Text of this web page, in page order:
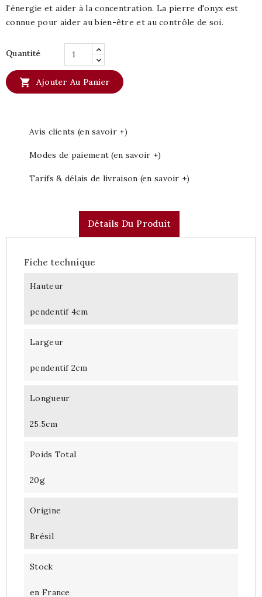
l'énergie et aider à la concentration. La pierre d'onyx est
connue pour aider au bien-être et au contrôle de soi.
Quantité
 Ajouter Au Panier
Avis clients (en savoir +)
Modes de paiement (en savoir +)
Tarifs & délais de livraison (en savoir +)
Détails Du Produit
Fiche technique
Hauteur
pendentif 4cm
Largeur
pendentif 2cm
Longueur
25.5cm
Poids Total
20g
Origine
Brésil
Stock
en France